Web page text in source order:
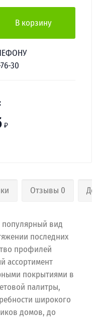
В корзину
30
₽
Отзывы 0
вид
последних
профилей
ассортимент
покрытиями в
палитры,
широкого
домов, до